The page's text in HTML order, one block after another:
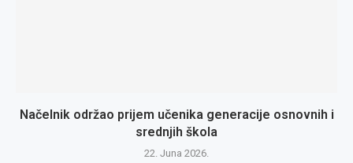
Načelnik održao prijem učenika generacije osnovnih i
srednjih škola
22. Juna 2026.